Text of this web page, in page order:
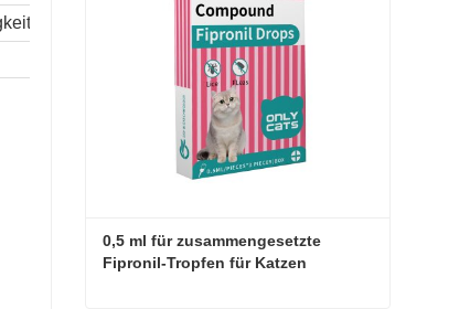
(10 %)
0,5 ml für zusammengesetzte
Fipronil-Tropfen für Katzen